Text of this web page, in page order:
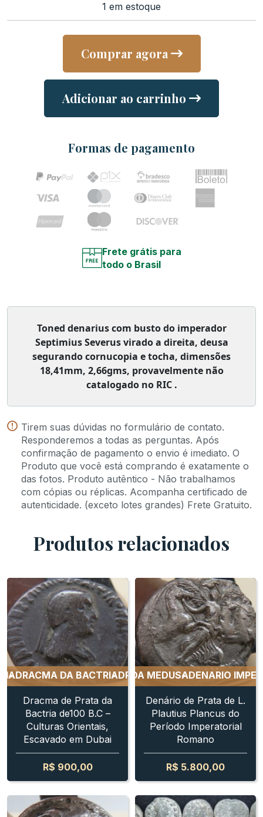
1 em estoque
Comprar agora
Adicionar ao carrinho
Formas de pagamento
Frete grátis para
todo o Brasil
Toned denarius com busto do imperador
Septimius Severus virado a direita, deusa
segurando cornucopia e tocha, dimensões
18,41mm, 2,66gms, provavelmente não
catalogado no RIC .
Tirem suas dúvidas no formulário de contato.
Responderemos a todas as perguntas. Após
confirmação de pagamento o envio é imediato. O
Produto que você está comprando é exatamente o
das fotos. Produto autêntico - Não trabalhamos
com cópias ou réplicas. Acompanha certificado de
autenticidade. (exceto lotes grandes) Frete Gratuito.
Produtos relacionados
DA BACTRIADRACMA DA BACTRIA DRACMA
Dracma de Prata da
Bactria de100 B.C –
Culturas Orientais,
Escavado em Dubai
R$ 900,00
IMPERATORIAL DA MEDUSADENARIO
Denário de Prata de L.
Plautius Plancus do
Período Imperatorial
Romano
R$ 5.800,00